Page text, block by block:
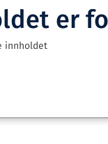
er
innholdet